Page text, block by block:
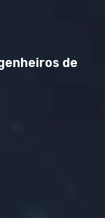
de